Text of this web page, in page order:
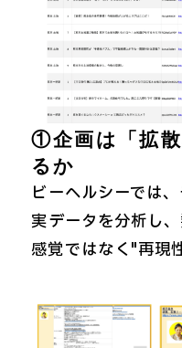
①企画は「拡
るか
ビーヘルシーでは
実データを分析し
感覚ではなく"再現